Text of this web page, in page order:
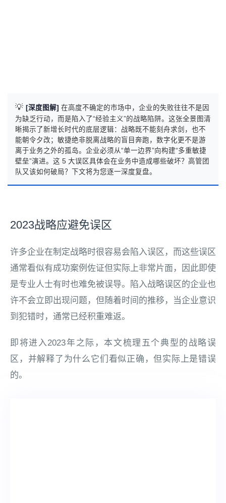
💡 [深度图解] 在高度不确定的市场中，企业的失败往往不是因
为缺乏行动，而是陷入了“经验主义”的战略陷阱。这张全景图清
晰揭示了新增长时代的底层逻辑：战略既不能刻舟求剑，也不
能朝令夕改；敏捷绝非脱离战略的盲目奔跑，数字化更不是游
离于业务之外的孤岛。企业必须从“单一边界”向构建“多重敏捷
壁垒”演进。这 5 大误区具体会在业务中造成哪些破坏？高管团
队又该如何破局？下文将为您逐一深度复盘。
2023战略应避免误区
许多企业在制定战略时很容易会陷入误区，而这些误区
通常看似有成功案例佐证但实际上非常片面，因此即使
是专业人士有时也难免被误导。陷入战略误区的企业也
许不会立即出现问题，但随着时间的推移，当企业意识
到犯错时，通常已经积重难返。
即将进入2023年之际，本文梳理五个典型的战略误
区，并解释了为什么它们看似正确，但实际上是错误
的。